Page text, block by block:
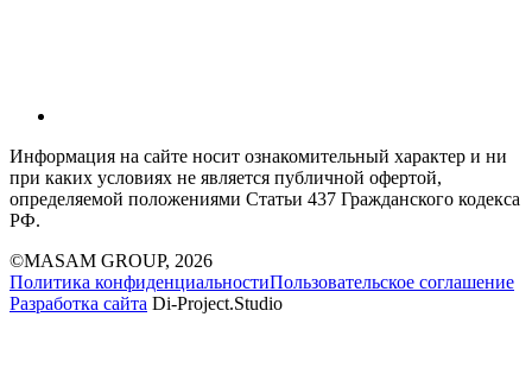
Информация на сайте носит ознакомительный характер и ни
при каких условиях не является публичной офертой,
определяемой положениями Статьи 437 Гражданского кодекса
РФ.
©MASAM GROUP, 2026
Политика конфиденциальностиПользовательское соглашение
Разработка сайта Di-Project.Studio